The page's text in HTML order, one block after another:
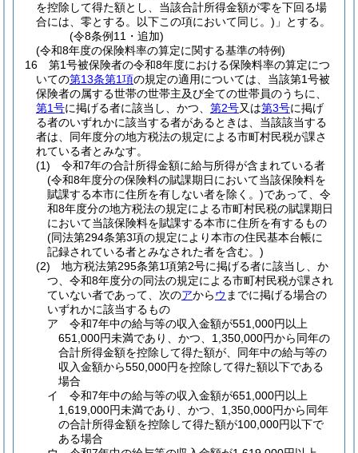
を控除して得た額とし、当該合計所得金額が零を下回る場
合には、零とする。以下この項において同じ。) 」とする。
(令8条例11・追加)
(令和8年度の保険料率の算定に関する基準の特例)
16
第1号被保険者の令和8年度における保険料率の算定につ
いての第13条第1項の規定の適用については、当該第1号被
保険者の属する世帯の世帯主及び全ての世帯員のうちに、
第1号に掲げる者に該当し、かつ、 第2号又は第3号に掲げ
る者のいずれかに該当する者があるときは、当該該当する
者は、同年度分の地方税法の規定による市町村民税が課さ
れている者とみなす。
(1)
令和7年の合計所得金額に給与所得が含まれている者
(令和8年度分の保険料の賦課期日において当該保険料を
賦課する本市に住所を有しない者を除く。)であって、令
和8年度分の地方税法の規定による市町村民税の賦課期日
において当該保険料を賦課する本市に住所を有するもの
(同法第294条第3項の規定により本市の住民基本台帳に
記録されている者とみなされた者を含む。)
(2)
地方税法第295条第1項第2号に掲げる者に該当し、か
つ、令和8年度分の同法の規定による市町村民税が課され
ていない者であって、次のアからウ までに掲げる場合の
いずれかに該当するもの
ア
令和7年中の給与等の収入金額が551,000円以上
651,000円未満であり、かつ、1,350,000円から同年の
合計所得金額を控除して得た額が、同年中の給与等の
収入金額から550,000円を控除して得た額以下である
場合
イ
令和7年中の給与等の収入金額が651,000円以上
1,619,000円未満であり、かつ、1,350,000円から同年
の合計所得金額を控除して得た額が100,000円以下で
ある場合